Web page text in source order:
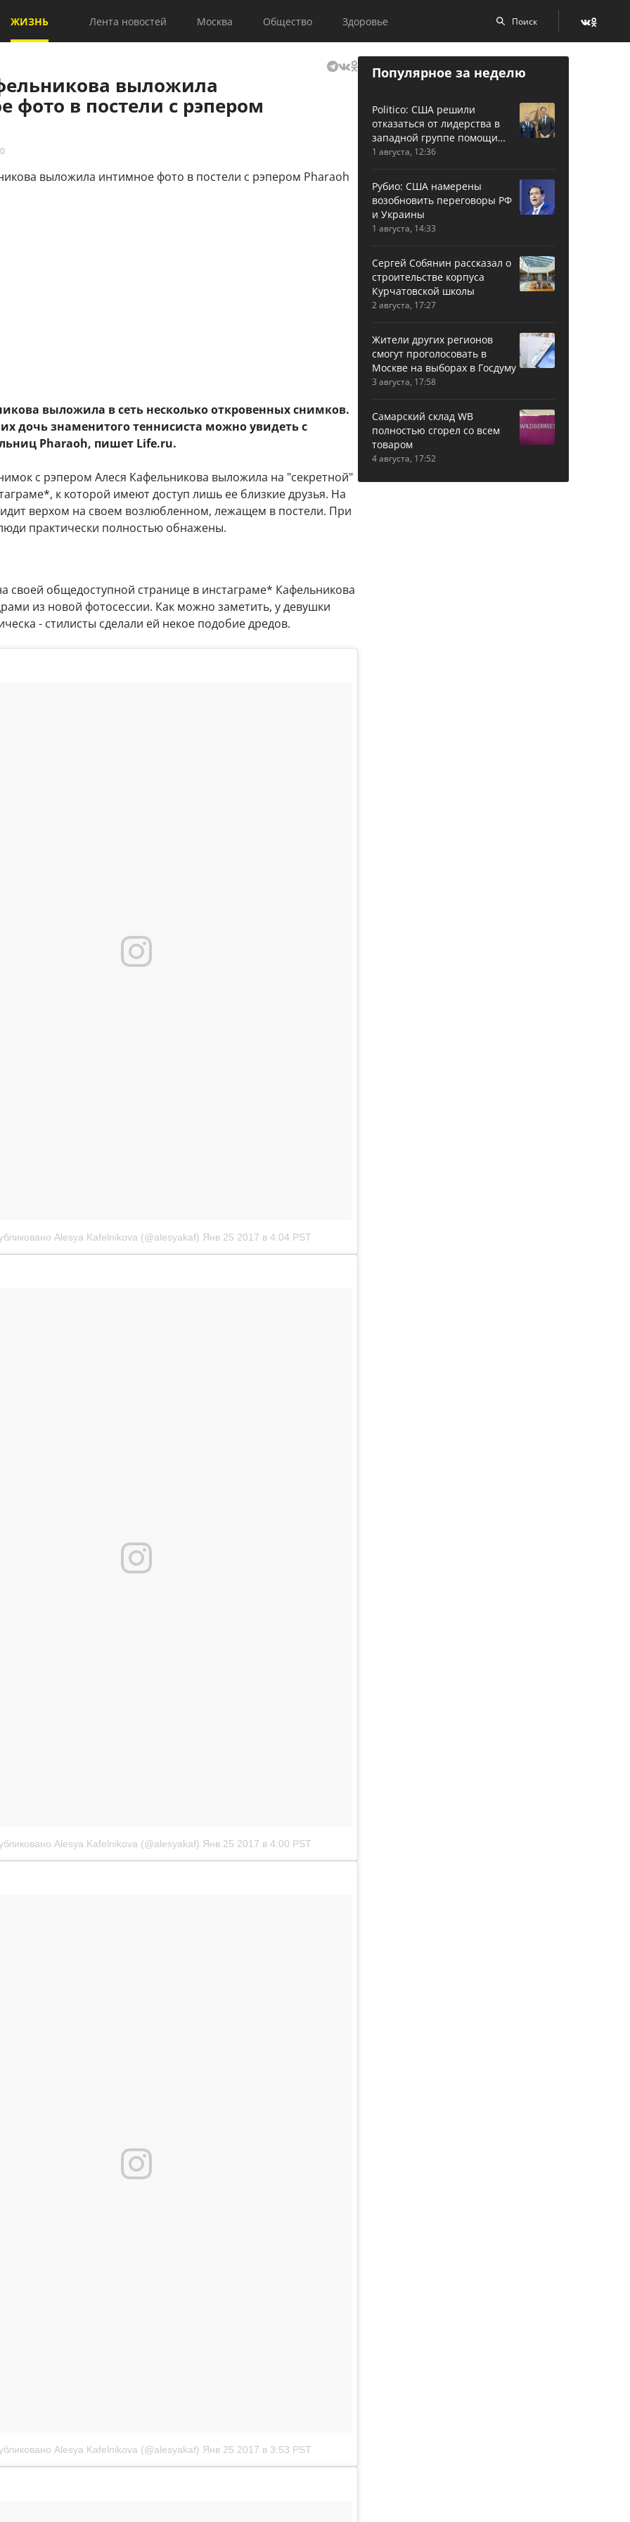
ЖИЗНЬ Лента новостей Москва Общество Здоровье
выложила
фото в постели с рэпером
выложила в сеть несколько откровенных снимков.
дочь знаменитого теннисиста можно увидеть с
Pharaoh, пишет Life.ru.
с рэпером Алеся Кафельникова выложила на "секретной"
к которой имеют доступ лишь ее близкие друзья. На
верхом на своем возлюбленном, лежащем в постели. При
практически полностью обнажены.
своей общедоступной странице в инстаграме* Кафельникова
из новой фотосессии. Как можно заметить, у девушки
- стилисты сделали ей некое подобие дредов.
Alesya Kafelnikova (@alesyakaf) Янв 25 2017 в 4:04 PST
Alesya Kafelnikova (@alesyakaf) Янв 25 2017 в 4:00 PST
Alesya Kafelnikova (@alesyakaf) Янв 25 2017 в 3:53 PST
Популярное за неделю
Politico: США решили
отказаться от лидерства в
западной группе помощи
Украине
1 августа, 12:36
Рубио: США намерены
возобновить переговоры РФ
и Украины
1 августа, 14:33
Сергей Собянин рассказал о
строительстве корпуса
Курчатовской школы
2 августа, 17:27
Жители других регионов
смогут проголосовать в
Москве на выборах в Госдуму
3 августа, 17:58
Самарский склад WB
полностью сгорел со всем
товаром
4 августа, 17:52